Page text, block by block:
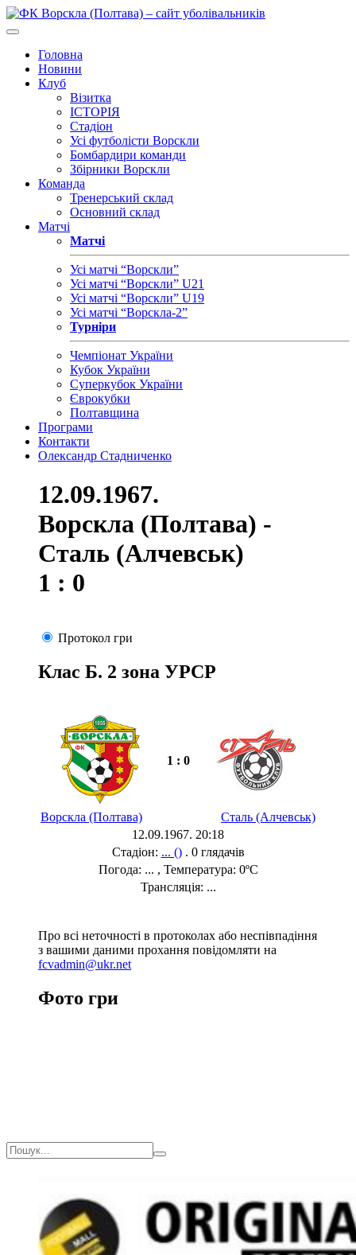
Головна
Новини
Клуб
Візитка
ІСТОРІЯ
Стадіон
Усі футболісти Ворскли
Бомбардири команди
Збірники Ворскли
Команда
Тренерський склад
Основний склад
Матчі
Матчі
Усі матчі “Ворскли”
Усі матчі “Ворскли” U21
Усі матчі “Ворскли” U19
Усі матчі “Ворскла-2”
Турніри
Чемпіонат України
Кубок України
Суперкубок України
Єврокубки
Полтавщина
Програми
Контакти
Олександр Стадниченко
12.09.1967.
Ворскла (Полтава) -
Сталь (Алчевськ)
1 : 0
Протокол гри
Клас Б. 2 зона УРСР
1 : 0
Ворскла (Полтава)
Сталь (Алчевськ)
12.09.1967. 20:18
Стадіон: ... (). 0 глядачів
Погода: ... , Температура: 0ºC
Трансляція: ...
Про всі неточності в протоколах або неспівпадіння
з вашими даними прохання повідомляти на
fcvadmin@ukr.net
Фото гри